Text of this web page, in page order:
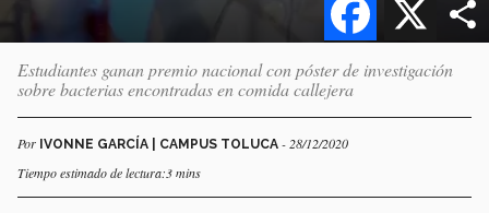
Estudiantes ganan premio nacional con póster de investigación
sobre bacterias encontradas en comida callejera
Por IVONNE GARCÍA | CAMPUS TOLUCA - 28/12/2020
Tiempo estimado de lectura:3 mins